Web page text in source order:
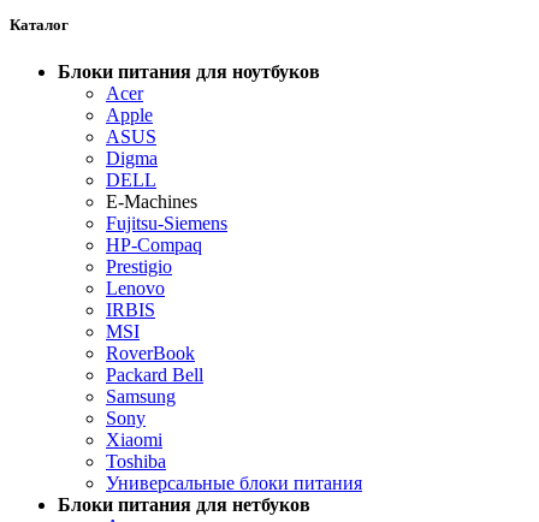
Каталог
Блоки питания для ноутбуков
Acer
Apple
ASUS
Digma
DELL
E-Machines
Fujitsu-Siemens
HP-Compaq
Prestigio
Lenovo
IRBIS
MSI
RoverBook
Packard Bell
Samsung
Sony
Xiaomi
Toshiba
Универсальные блоки питания
Блоки питания для нетбуков